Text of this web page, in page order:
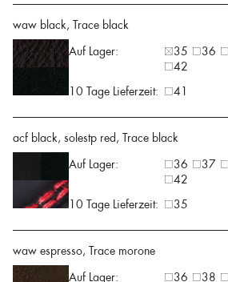
waw black, Trace black
Auf Lager:
35 36
42
10 Tage Lieferzeit:
41
acf black, solestp red, Trace black
Auf Lager:
36 37
42
10 Tage Lieferzeit:
35
waw espresso, Trace morone
Auf Lager:
36 38